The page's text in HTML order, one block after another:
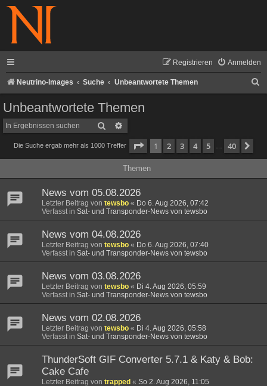
Anmelden
Registrieren
Neutrino-Images Suche Unbeantwortete Themen
Unbeantwortete Themen
Suche
Die Suche ergab mehr als 1000 Treffer Seite 1von 40
1 2 3 4 5 40
Themen
News vom 05.08.2026
Letzter Beitrag von tewsbo « Do 6. Aug 2026, 07:42
Verfasst in Sat- und Transponder-News von tewsbo
News vom 04.08.2026
Letzter Beitrag von tewsbo « Do 6. Aug 2026, 07:40
Verfasst in Sat- und Transponder-News von tewsbo
News vom 03.08.2026
Letzter Beitrag von tewsbo « Di 4. Aug 2026, 05:59
Verfasst in Sat- und Transponder-News von tewsbo
News vom 02.08.2026
Letzter Beitrag von tewsbo « Di 4. Aug 2026, 05:58
Verfasst in Sat- und Transponder-News von tewsbo
ThunderSoft GIF Converter 5.7.1 & Katy & Bob:
Cake Cafe
Letzter Beitrag von trapped « So 2. Aug 2026, 11:05